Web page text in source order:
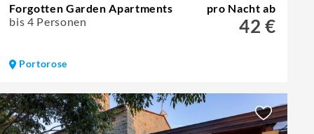
Forgotten Garden Apartments
bis 4 Personen
pro Nacht ab
42 €
Portorose